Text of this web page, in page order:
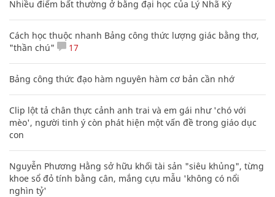
Nhiều điểm bất thường ở bằng đại học của Lý Nhã Kỳ
Cách học thuộc nhanh Bảng công thức lượng giác bằng thơ,
"thần chú"
17
Bảng công thức đạo hàm nguyên hàm cơ bản cần nhớ
Clip lột tả chân thực cảnh anh trai và em gái như 'chó với
mèo', người tinh ý còn phát hiện một vấn đề trong giáo dục
con
Nguyễn Phương Hằng sở hữu khối tài sản "siêu khủng", từng
khoe sổ đỏ tính bằng cân, mắng cựu mẫu 'không có nổi
nghìn tỷ'